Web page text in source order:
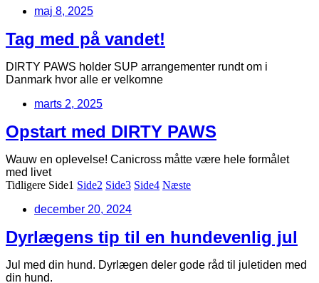
maj 8, 2025
Tag med på vandet!
DIRTY PAWS holder SUP arrangementer rundt om i
Danmark hvor alle er velkomne
marts 2, 2025
Opstart med DIRTY PAWS
Wauw en oplevelse! Canicross måtte være hele formålet
med livet
Tidligere Side1 Side2 Side3 Side4 Næste
december 20, 2024
Dyrlægens tip til en hundevenlig jul
Jul med din hund. Dyrlægen deler gode råd til juletiden med
din hund.